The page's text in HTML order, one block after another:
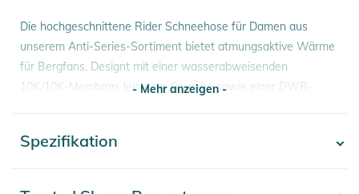
Die hochgeschnittene Rider Schneehose für Damen aus
unserem Anti-Series-Sortiment bietet atmungsaktive Wärme
für Bergfans. Designt mit einer wasserabweisenden
10K/10K-Membran, leichtem Gewebe sowie einer DWR-
Beinabschluss, Reißverschlusstaschen und ein
durchgehendes Futter.
- Mehr anzeigen -
Spezifikation